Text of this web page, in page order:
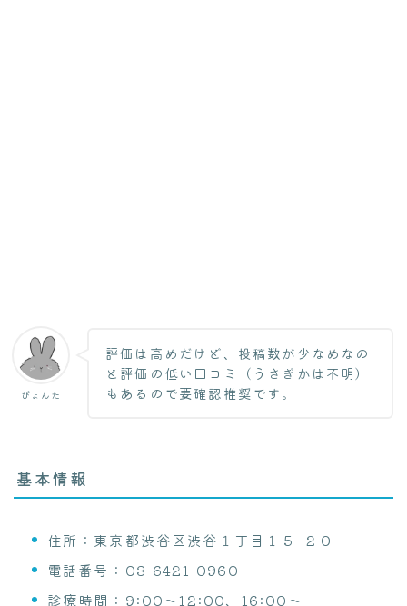
ぴょんた
評価は高めだけど、投稿数が少なめなの
と評価の低い口コミ（うさぎかは不明）
もあるので要確認推奨です。
基本情報
住所：東京都渋谷区渋谷１丁目１５−２０
電話番号：03-6421-0960
診療時間：9:00〜12:00、16:00〜